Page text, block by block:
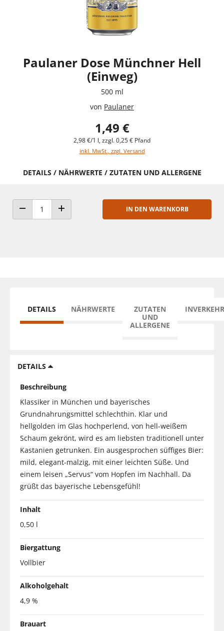
Paulaner Dose Münchner Hell
(Einweg)
500 ml
von Paulaner
1,49 €
2,98 €/1 l, zzgl. 0,25 € Pfand
inkl. MwSt., zzgl. Versand
DETAILS / NÄHRWERTE / ZUTATEN UND ALLERGENE
ANZAHL VERRINGERNANZAHL ERHÖHEN
IN DEN WARENKORB
DETAILS NÄHRWERTE
ZUTATEN
UND
ALLERGENE
DETAILS
Beschreibung
Klassiker in München und bayerisches
Grundnahrungsmittel schlechthin. Klar und
hellgolden im Glas hochperlend, von hell-weißem
Schaum gekrönt, wird es am liebsten traditionell unter
Kastanien getrunken. Ein ausgesprochen süffiges Bier:
mild, elegant-malzig, mit einer leichten Süße. Und
einem leisen „Servus“ vom Hopfen im Nachhall. Da
grüßt das bayerische Lebensgefühl!
Inhalt
0,50 l
Biergattung
Vollbier
Alkoholgehalt
4,9 %
Brauart